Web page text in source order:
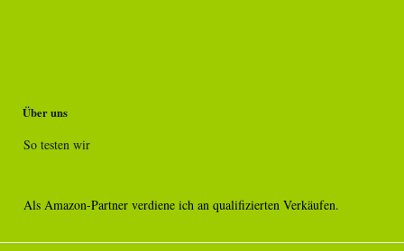
Über uns
So testen wir
Als Amazon-Partner verdiene ich an qualifizierten Verkäufen.